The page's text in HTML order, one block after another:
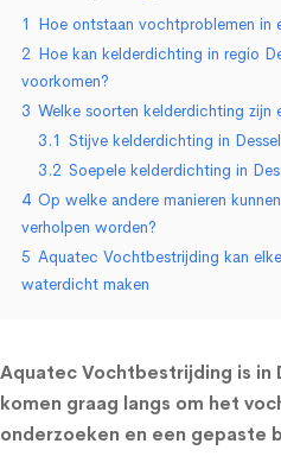
1 Hoe ontstaan vochtproblemen in
2 Hoe kan kelderdichting in regio
voorkomen?
3 Welke soorten kelderdichting zijn
3.1 Stijve kelderdichting in Dessel
3.2 Soepele kelderdichting in
4 Op welke andere manieren
verholpen worden?
5 Aquatec Vochtbestrijding kan
waterdicht maken
Aquatec Vochtbestrijding is in
komen graag langs om het
onderzoeken en een gepaste